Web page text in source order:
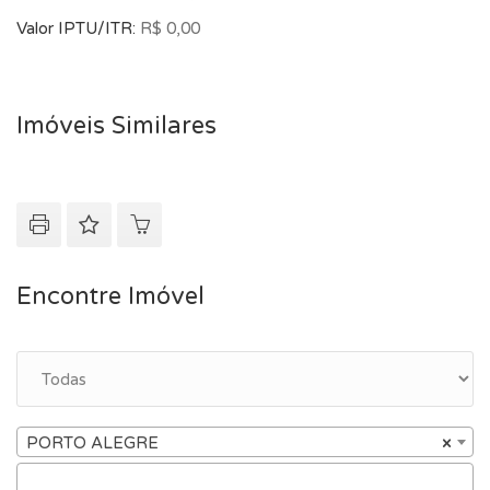
Valor IPTU/ITR: R$ 0,00
Imóveis Similares
Encontre Imóvel
×
PORTO ALEGRE